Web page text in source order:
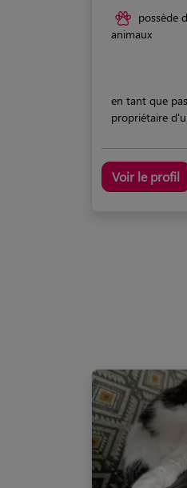
possède
animaux
en tant que
propriétaire
Voir le profil